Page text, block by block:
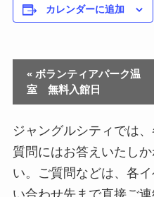
カレンダーに追加
«ボランティアパーク温
室 無料入館日
ジャングルシティでは
質問にはお答えいたし
い。ご質問などは、各
い合わせ先まで直接ご連